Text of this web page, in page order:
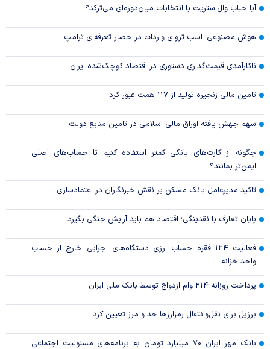
آیا حباب وال‌استریت با انتخابات میان‌دوره‌ای می‌ترکد؟
هوش مصنوعی؛ اسب تروای واردات در حصار تعرفه‌ای ترامپ
ناکارآمدی قیمت‌گذاری دستوری در اقتصاد کوچک‌شده ایران
تامین مالی زنجیره تولید از ۱۱۷ همت عبور کرد
سهم جهش یافته اوراق مالی اسلامی در تامین منابع دولت
چگونه از کارت‌های بانکی کمتر استفاده کنیم تا حساب‌های اصلی
ایمن‌تر بمانند؟
تاکید مدیرعامل بانک مسکن بر نقش خبرنگاران در اعتمادسازی
پایان تعارف با نقدینگی؛ اقتصاد هم باید آرایش جنگی بگیرد
فعالیت ۱۲۴ فقره حساب ارزی دستگاه‌های اجرایی خارج از حساب
واحد خزانه
پرداخت روزانه ۲۱۴ وام ازدواج توسط بانک ملی ایران
برزیل برای نقل‌وانتقال رمزارزها حد و مرز تعیین کرد
بانک مهر ایران ۷۰ میلیارد تومان به برنامه‌های مسئولیت اجتماعی